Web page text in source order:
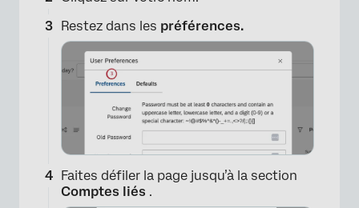
Restez dans les préférences.
Faites défiler la page jusqu’à la section
Comptes liés .